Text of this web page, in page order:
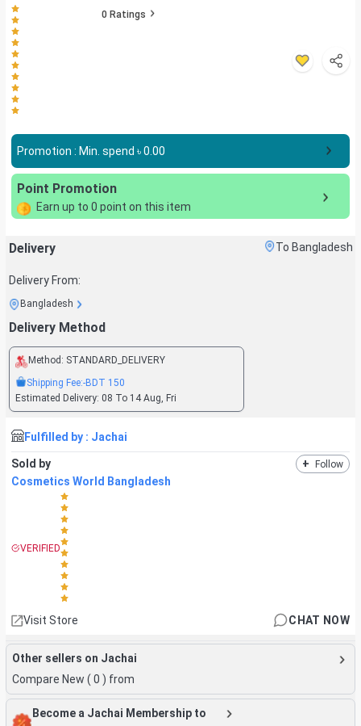
0 Ratings
Promotion : Min. spend ৳0.00
Point Promotion
Earn up to 0 point on this item
Delivery To Bangladesh
Delivery From:
Bangladesh
Delivery Method
Method: STANDARD_DELIVERY
Shipping Fee:-BDT 150
Estimated Delivery: 08 To 14 Aug, Fri
Fulfilled by : Jachai
Sold by + Follow
Cosmetics World Bangladesh
VERIFIED
Visit Store CHAT NOW
Other sellers on Jachai
Compare New (0 ) from
Become a Jachai Membership to